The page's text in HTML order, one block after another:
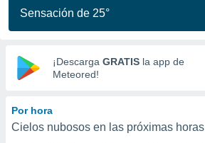
calidad.
a este
las
y
digital
basada
Sensación de 25°
¡Descarga GRATIS la app de
Meteored!
Por hora
Cielos nubosos en las próximas horas